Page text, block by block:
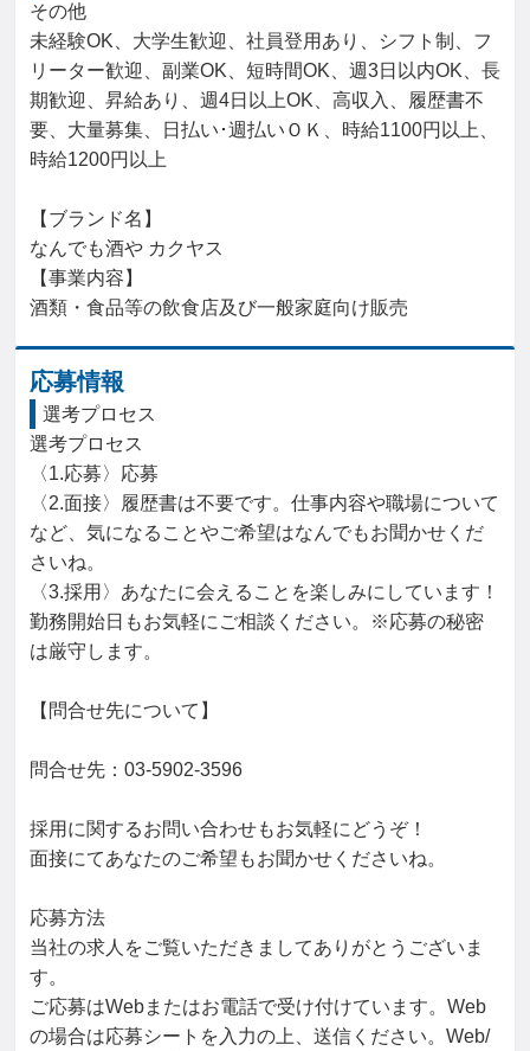
その他
未経験OK、大学生歓迎、社員登用あり、シフト制、フ
リーター歓迎、副業OK、短時間OK、週3日以内OK、長
期歓迎、昇給あり、週4日以上OK、高収入、履歴書不
要、大量募集、日払い･週払いＯＫ、時給1100円以上、
時給1200円以上
【ブランド名】
なんでも酒や カクヤス
【事業内容】
酒類・食品等の飲食店及び一般家庭向け販売
応募情報
選考プロセス
選考プロセス
〈1.応募〉応募
〈2.面接〉履歴書は不要です。仕事内容や職場について
など、気になることやご希望はなんでもお聞かせくだ
さいね。
〈3.採用〉あなたに会えることを楽しみにしています！
勤務開始日もお気軽にご相談ください。※応募の秘密
は厳守します。
【問合せ先について】
問合せ先：03-5902-3596
採用に関するお問い合わせもお気軽にどうぞ！
面接にてあなたのご希望もお聞かせくださいね。
応募方法
当社の求人をご覧いただきましてありがとうございま
す。
ご応募はWebまたはお電話で受け付けています。Web
の場合は応募シートを入力の上、送信ください。Web/